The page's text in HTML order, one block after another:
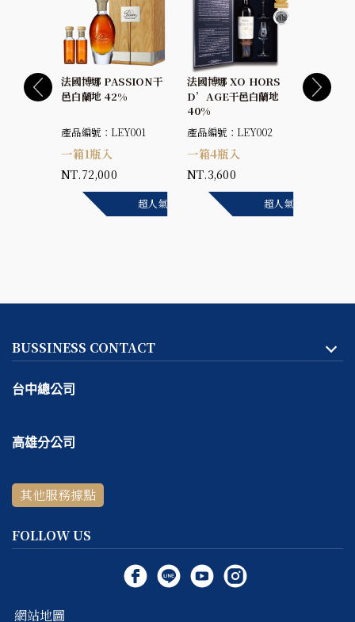
邑白
超人氣
法國博娜 PASSION干
邑白蘭地 42%
產品編號：LEY001
一箱1瓶入
NT.72,000
超人氣
法國博娜 XO HORS
D’AGE干邑白蘭地
40%
產品編號：LEY002
一箱4瓶入
NT.3,600
法國博
D’AGE
BUSSINESS CONTACT
台中總公司
客服專線：
～ 日公休
高雄分公司
客服專線：07-531-5999
線上＆電話客服時間：
其他服務據點
FOLLOW US
網站地圖